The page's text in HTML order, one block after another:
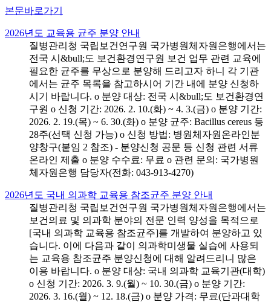
본문바로가기
2026년도 교육용 균주 분양 안내
질병관리청 국립보건연구원 국가병원체자원은행에서는
전국 시&bull;도 보건환경연구원 보건 업무 관련 교육에
필요한 균주를 무상으로 분양해 드리고자 하니 각 기관
에서는 균주 목록을 참고하시어 기간 내에 분양 신청하
시기 바랍니다. o 분양 대상: 전국 시&bull;도 보건환경연
구원 o 신청 기간: 2026. 2. 10.(화) ~ 4. 3.(금) o 분양 기간:
2026. 2. 19.(목) ~ 6. 30.(화) o 분양 균주: Bacillus cereus 등
28주(선택 신청 가능) o 신청 방법: 병원체자원온라인분
양창구(붙임 2 참조) - 분양신청 공문 등 신청 관련 서류
온라인 제출 o 분양 수수료: 무료 o 관련 문의: 국가병원
체자원은행 담당자(전화: 043-913-4270)
2026년도 국내 의과학 교육용 참조균주 분양 안내
질병관리청 국립보건연구원 국가병원체자원은행에서는
보건의료 및 의과학 분야의 전문 인력 양성을 목적으로
[국내 의과학 교육용 참조균주]를 개발하여 분양하고 있
습니다. 이에 다음과 같이 의과학미생물 실습에 사용되
는 교육용 참조균주 분양신청에 대해 알려드리니 많은
이용 바랍니다. o 분양 대상: 국내 의과학 교육기관(대학)
o 신청 기간: 2026. 3. 9.(월) ~ 10. 30.(금) o 분양 기간:
2026. 3. 16.(월) ~ 12. 18.(금) o 분양 가격: 무료(단과대학